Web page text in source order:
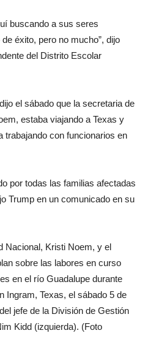
buscando a sus seres
éxito, pero no mucho”, dijo
del Distrito Escolar
el sábado que la secretaria de
estaba viajando a Texas y
trabajando con funcionarios en
por todas las familias afectadas
Trump en un comunicado en su